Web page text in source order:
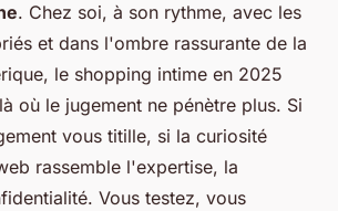
. Chez soi, à son rythme, avec les
et dans l'ombre rassurante de la
le shopping intime en 2025
où le jugement ne pénètre plus. Si
vous titille, si la curiosité
rassemble l'expertise, la
Vous testez, vous